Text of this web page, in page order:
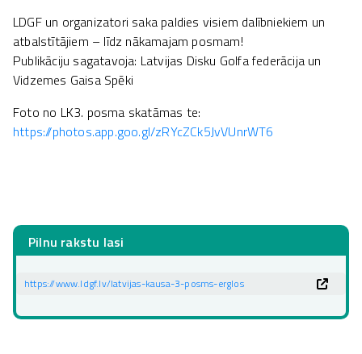
LDGF un organizatori saka paldies visiem dalībniekiem un
atbalstītājiem – līdz nākamajam posmam!
Publikāciju sagatavoja: Latvijas Disku Golfa federācija un
Vidzemes Gaisa Spēki
Foto no LK3. posma skatāmas te:
https://photos.app.goo.gl/zRYcZCk5JvVUnrWT6
Pilnu rakstu lasi
https://www.ldgf.lv/latvijas-kausa-3-posms-erglos